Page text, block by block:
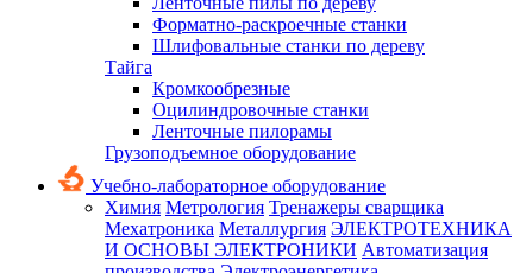
Форматно-раскроечные станки
Шлифовальные станки по дереву
Тайга
Кромкообрезные
Оцилиндровочные станки
Ленточные пилорамы
Грузоподъемное оборудование
Учебно-лабораторное оборудование
Химия Метрология Тренажеры сварщика
Мехатроника Металлургия ЭЛЕКТРОТЕХНИКА
И ОСНОВЫ ЭЛЕКТРОНИКИ Автоматизация